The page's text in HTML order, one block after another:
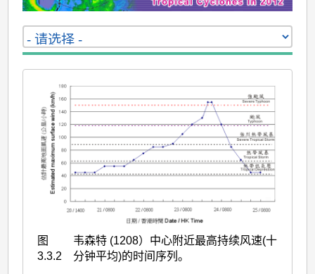
图
3.3.2
韦森特 (1208）中心附近最高持续风速(十
分钟平均)的时间序列。